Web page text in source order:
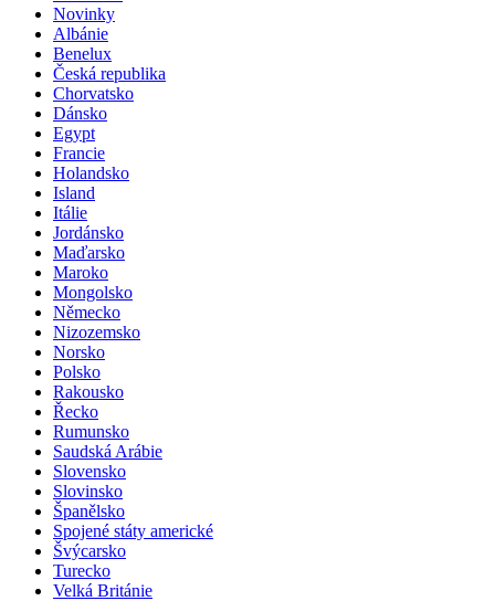
Novinky
Albánie
Benelux
Česká republika
Chorvatsko
Dánsko
Egypt
Francie
Holandsko
Island
Itálie
Jordánsko
Maďarsko
Maroko
Mongolsko
Německo
Nizozemsko
Norsko
Polsko
Rakousko
Řecko
Rumunsko
Saudská Arábie
Slovensko
Slovinsko
Španělsko
Spojené státy americké
Švýcarsko
Turecko
Velká Británie